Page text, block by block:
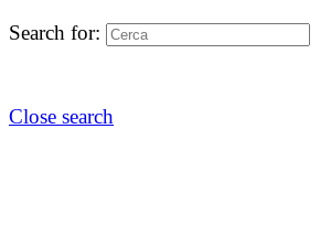
Search for:
Close search